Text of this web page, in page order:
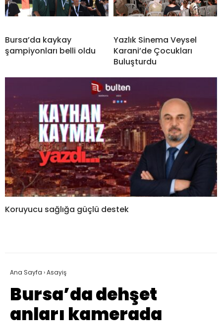
Bursa’da kaykay
şampiyonları belli oldu
Yazlık Sinema Veysel
Karani’de Çocukları
Buluşturdu
Koruyucu sağlığa güçlü destek
Ana Sayfa ›Asayiş
Bursa’da dehşet
anları kamerada